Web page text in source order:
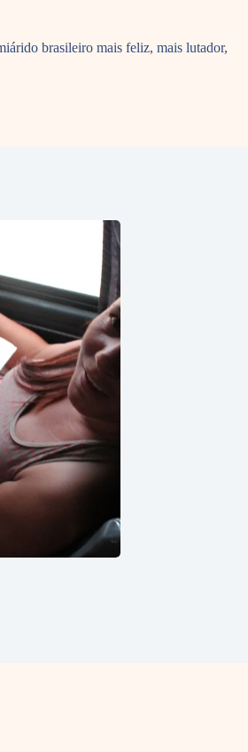
brasileiro mais feliz, mais lutador,